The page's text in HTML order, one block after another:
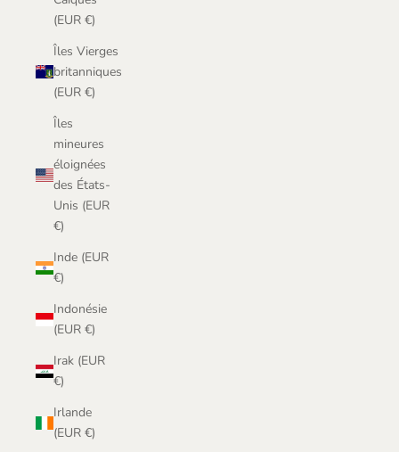
(EUR €)
Îles Vierges
britanniques
(EUR €)
Îles
mineures
éloignées
des États-
Unis (EUR
€)
Inde (EUR
€)
Indonésie
(EUR €)
Irak (EUR
€)
Irlande
(EUR €)